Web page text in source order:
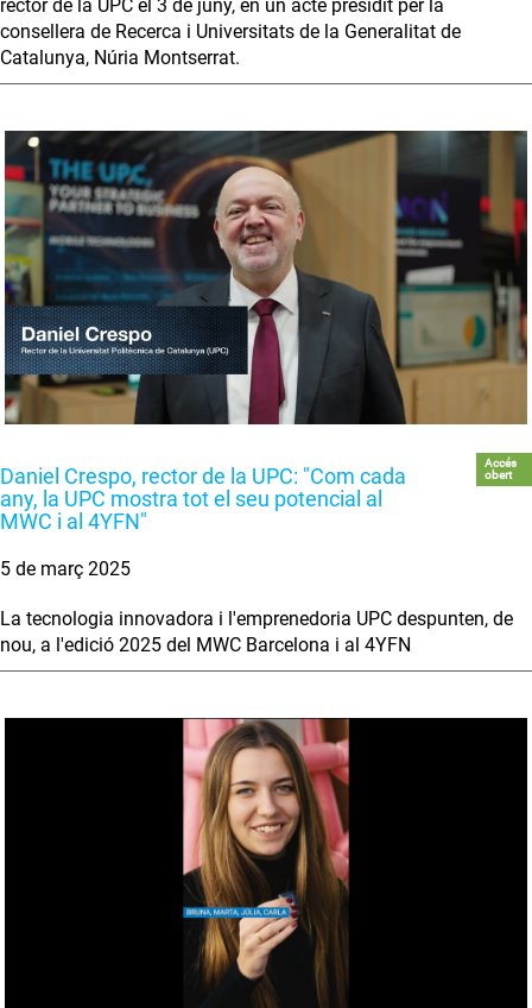
rector de la UPC el 3 de juny, en un acte presidit per la
consellera de Recerca i Universitats de la Generalitat de
Catalunya, Núria Montserrat.
Daniel Crespo, rector de la UPC: "Com cada
any, la UPC mostra tot el seu potencial al
MWC i al 4YFN"
Accés
obert
5 de març 2025
La tecnologia innovadora i l'emprenedoria UPC despunten, de
nou, a l'edició 2025 del MWC Barcelona i al 4YFN